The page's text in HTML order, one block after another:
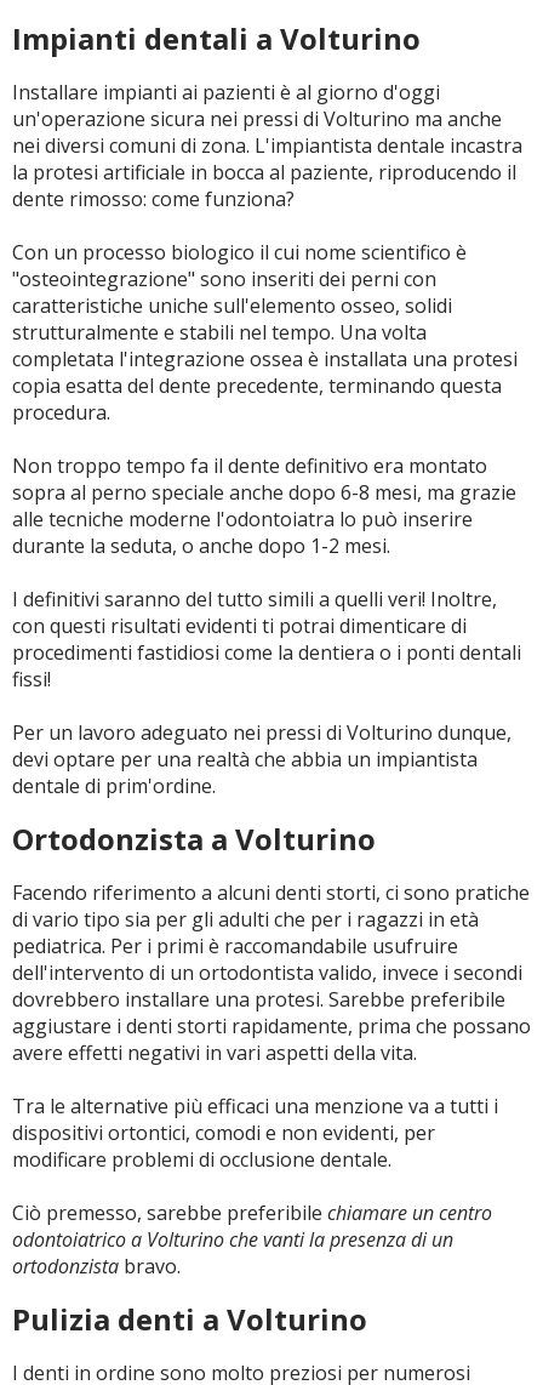
Impianti dentali a Volturino
Installare impianti ai pazienti è al giorno d'oggi
un'operazione sicura nei pressi di Volturino ma anche
nei diversi comuni di zona. L'impiantista dentale incastra
la protesi artificiale in bocca al paziente, riproducendo il
dente rimosso: come funziona?
Con un processo biologico il cui nome scientifico è
"osteointegrazione" sono inseriti dei perni con
caratteristiche uniche sull'elemento osseo, solidi
strutturalmente e stabili nel tempo. Una volta
completata l'integrazione ossea è installata una protesi
copia esatta del dente precedente, terminando questa
procedura.
Non troppo tempo fa il dente definitivo era montato
sopra al perno speciale anche dopo 6-8 mesi, ma grazie
alle tecniche moderne l'odontoiatra lo può inserire
durante la seduta, o anche dopo 1-2 mesi.
I definitivi saranno del tutto simili a quelli veri! Inoltre,
con questi risultati evidenti ti potrai dimenticare di
procedimenti fastidiosi come la dentiera o i ponti dentali
fissi!
Per un lavoro adeguato nei pressi di Volturino dunque,
devi optare per una realtà che abbia un impiantista
dentale di prim'ordine.
Ortodonzista a Volturino
Facendo riferimento a alcuni denti storti, ci sono pratiche
di vario tipo sia per gli adulti che per i ragazzi in età
pediatrica. Per i primi è raccomandabile usufruire
dell'intervento di un ortodontista valido, invece i secondi
dovrebbero installare una protesi. Sarebbe preferibile
aggiustare i denti storti rapidamente, prima che possano
avere effetti negativi in vari aspetti della vita.
Tra le alternative più efficaci una menzione va a tutti i
dispositivi ortontici, comodi e non evidenti, per
modificare problemi di occlusione dentale.
Ciò premesso, sarebbe preferibile chiamare un centro
odontoiatrico a Volturino che vanti la presenza di un
ortodonzista bravo.
Pulizia denti a Volturino
I denti in ordine sono molto preziosi per numerosi